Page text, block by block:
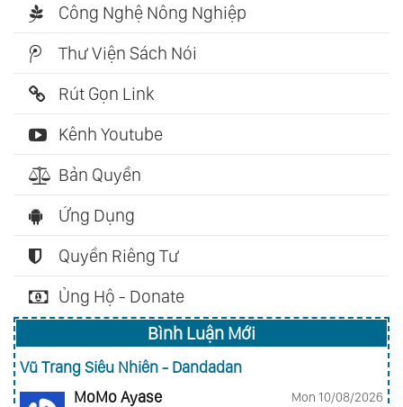
Công Nghệ Nông Nghiệp
Thư Viện Sách Nói
Rút Gọn Link
Kênh Youtube
Bản Quyền
Ứng Dụng
Quyền Riêng Tư
Ủng Hộ - Donate
Bình Luận Mới
Vũ Trang Siêu Nhiên - Dandadan
MoMo Ayase
Mon 10/08/2026